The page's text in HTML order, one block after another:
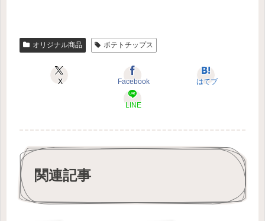
オリジナル商品 ポテトチップス
X Facebook はてブ
LINE
関連記事